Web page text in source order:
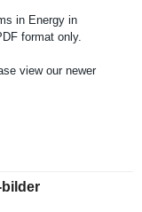
in Energy in
format only.
view our newer
​bilder